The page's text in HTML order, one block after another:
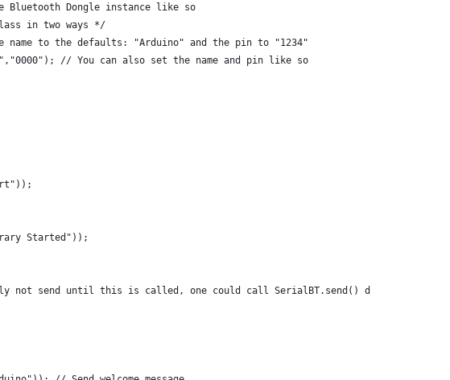
Bluetooth Dongle instance like so
in two ways */
to the defaults: "Arduino" and the pin to "1234"
// You can also set the name and pin like so
Started"));
not send until this is called, one could call SerialBT.send() directly as well